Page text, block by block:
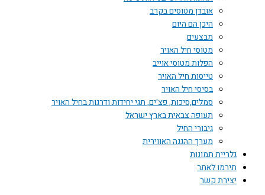
אובדן מטוסים בקרב
היכן הם היום
מבצעים
מטוסי חיל האויר
הפלות מטוסי אוייב
טייסות חיל האויר
בסיסי חיל האויר
סמלים,סיכות, פצ'ים, תגי יחידות ודרגות בחיל האויר
תעופה צבאית בארץ ישראל
גיבורי החיל
מערך ההגנה האווירית
גלריית תמונות
תירמו לאתר
יצירת קשר